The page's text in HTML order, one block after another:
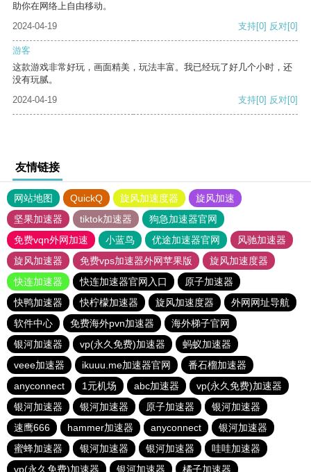
助你在网络上自由移动。
2024-04-19
支持[0] 反对[0]
游客
这款游戏非常好玩，画面精美，玩法丰富。我已经玩了好几个小时，还
没有玩腻。
2024-04-19
支持[0] 反对[0]
友情链接
网站地图 QuickQ 旋风加速度器
旋风加速
坚果加速器
tiktok加速器
狗急加速器官网
免费vqn外网加速
小蓝鸟 优途加速器官网
风驰加速器
旋风加速器
免费vps加速器外网苹果版
旋风加速度器
快连加速器
快连加速器官网入口
原子加速器
快鸭加速器
快柠檬加速器 旋风加速度器
外网网址导航
软件中心
免费海外pvn加速器
海外梯子官网
银河加速器
vp(永久免费)加速器
蚂蚁加速器
veee加速器
ikuuu.me加速器官网
番石榴加速器
anyconnect
1元机场 abc加速器
vp(永久免费)加速器
银河加速器
银河加速器 原子加速器
银河加速器
速鹰666
hammer加速器 anyconnect
银河加速器
蜜蜂加速器
银河加速器 银河加速器
哇哇加速器
vp(永久免费)加速器
银河加速器 橘子加速器